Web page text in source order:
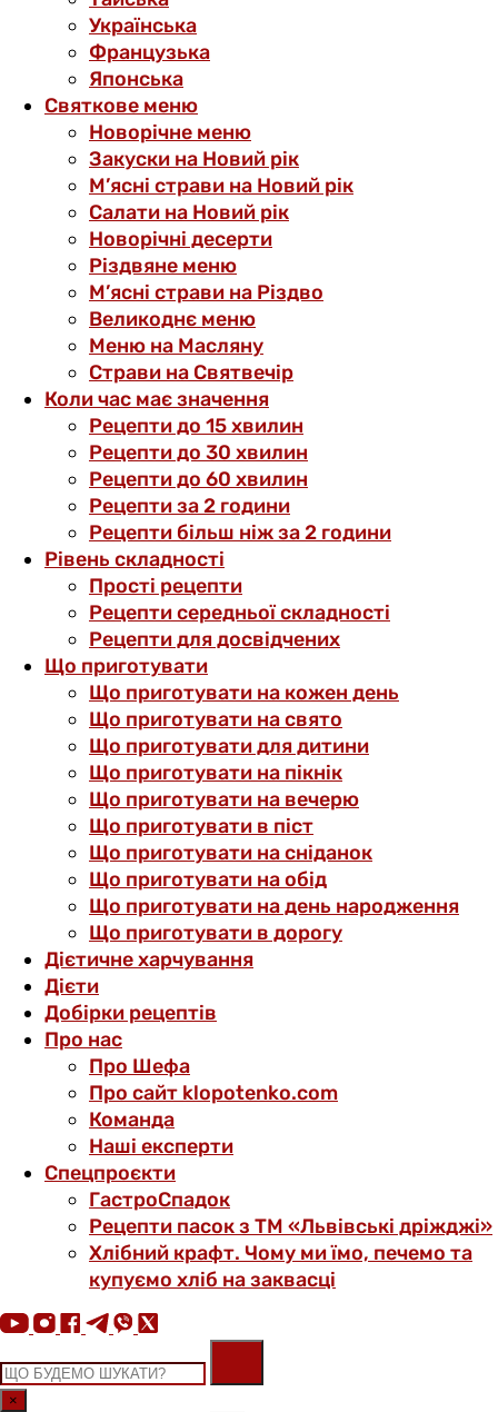
Українська
Французька
Японська
Святкове меню
Новорічне меню
Закуски на Новий рік
М’ясні страви на Новий рік
Салати на Новий рік
Новорічні десерти
Різдвяне меню
М’ясні страви на Різдво
Великоднє меню
Меню на Масляну
Страви на Святвечір
Коли час має значення
Рецепти до 15 хвилин
Рецепти до 30 хвилин
Рецепти до 60 хвилин
Рецепти за 2 години
Рецепти більш ніж за 2 години
Рівень складності
Прості рецепти
Рецепти середньої складності
Рецепти для досвідчених
Що приготувати
Що приготувати на кожен день
Що приготувати на свято
Що приготувати для дитини
Що приготувати на пікнік
Що приготувати на вечерю
Що приготувати в піст
Що приготувати на сніданок
Що приготувати на обід
Що приготувати на день народження
Що приготувати в дорогу
Дієтичне харчування
Дієти
Добірки рецептів
Про нас
Про Шефа
Про сайт klopotenko.com
Команда
Наші експерти
Спецпроєкти
ГастроСпадок
Рецепти пасок з ТМ «Львівські дріжджі»
Хлібний крафт. Чому ми їмо, печемо та
купуємо хліб на заквасці
×